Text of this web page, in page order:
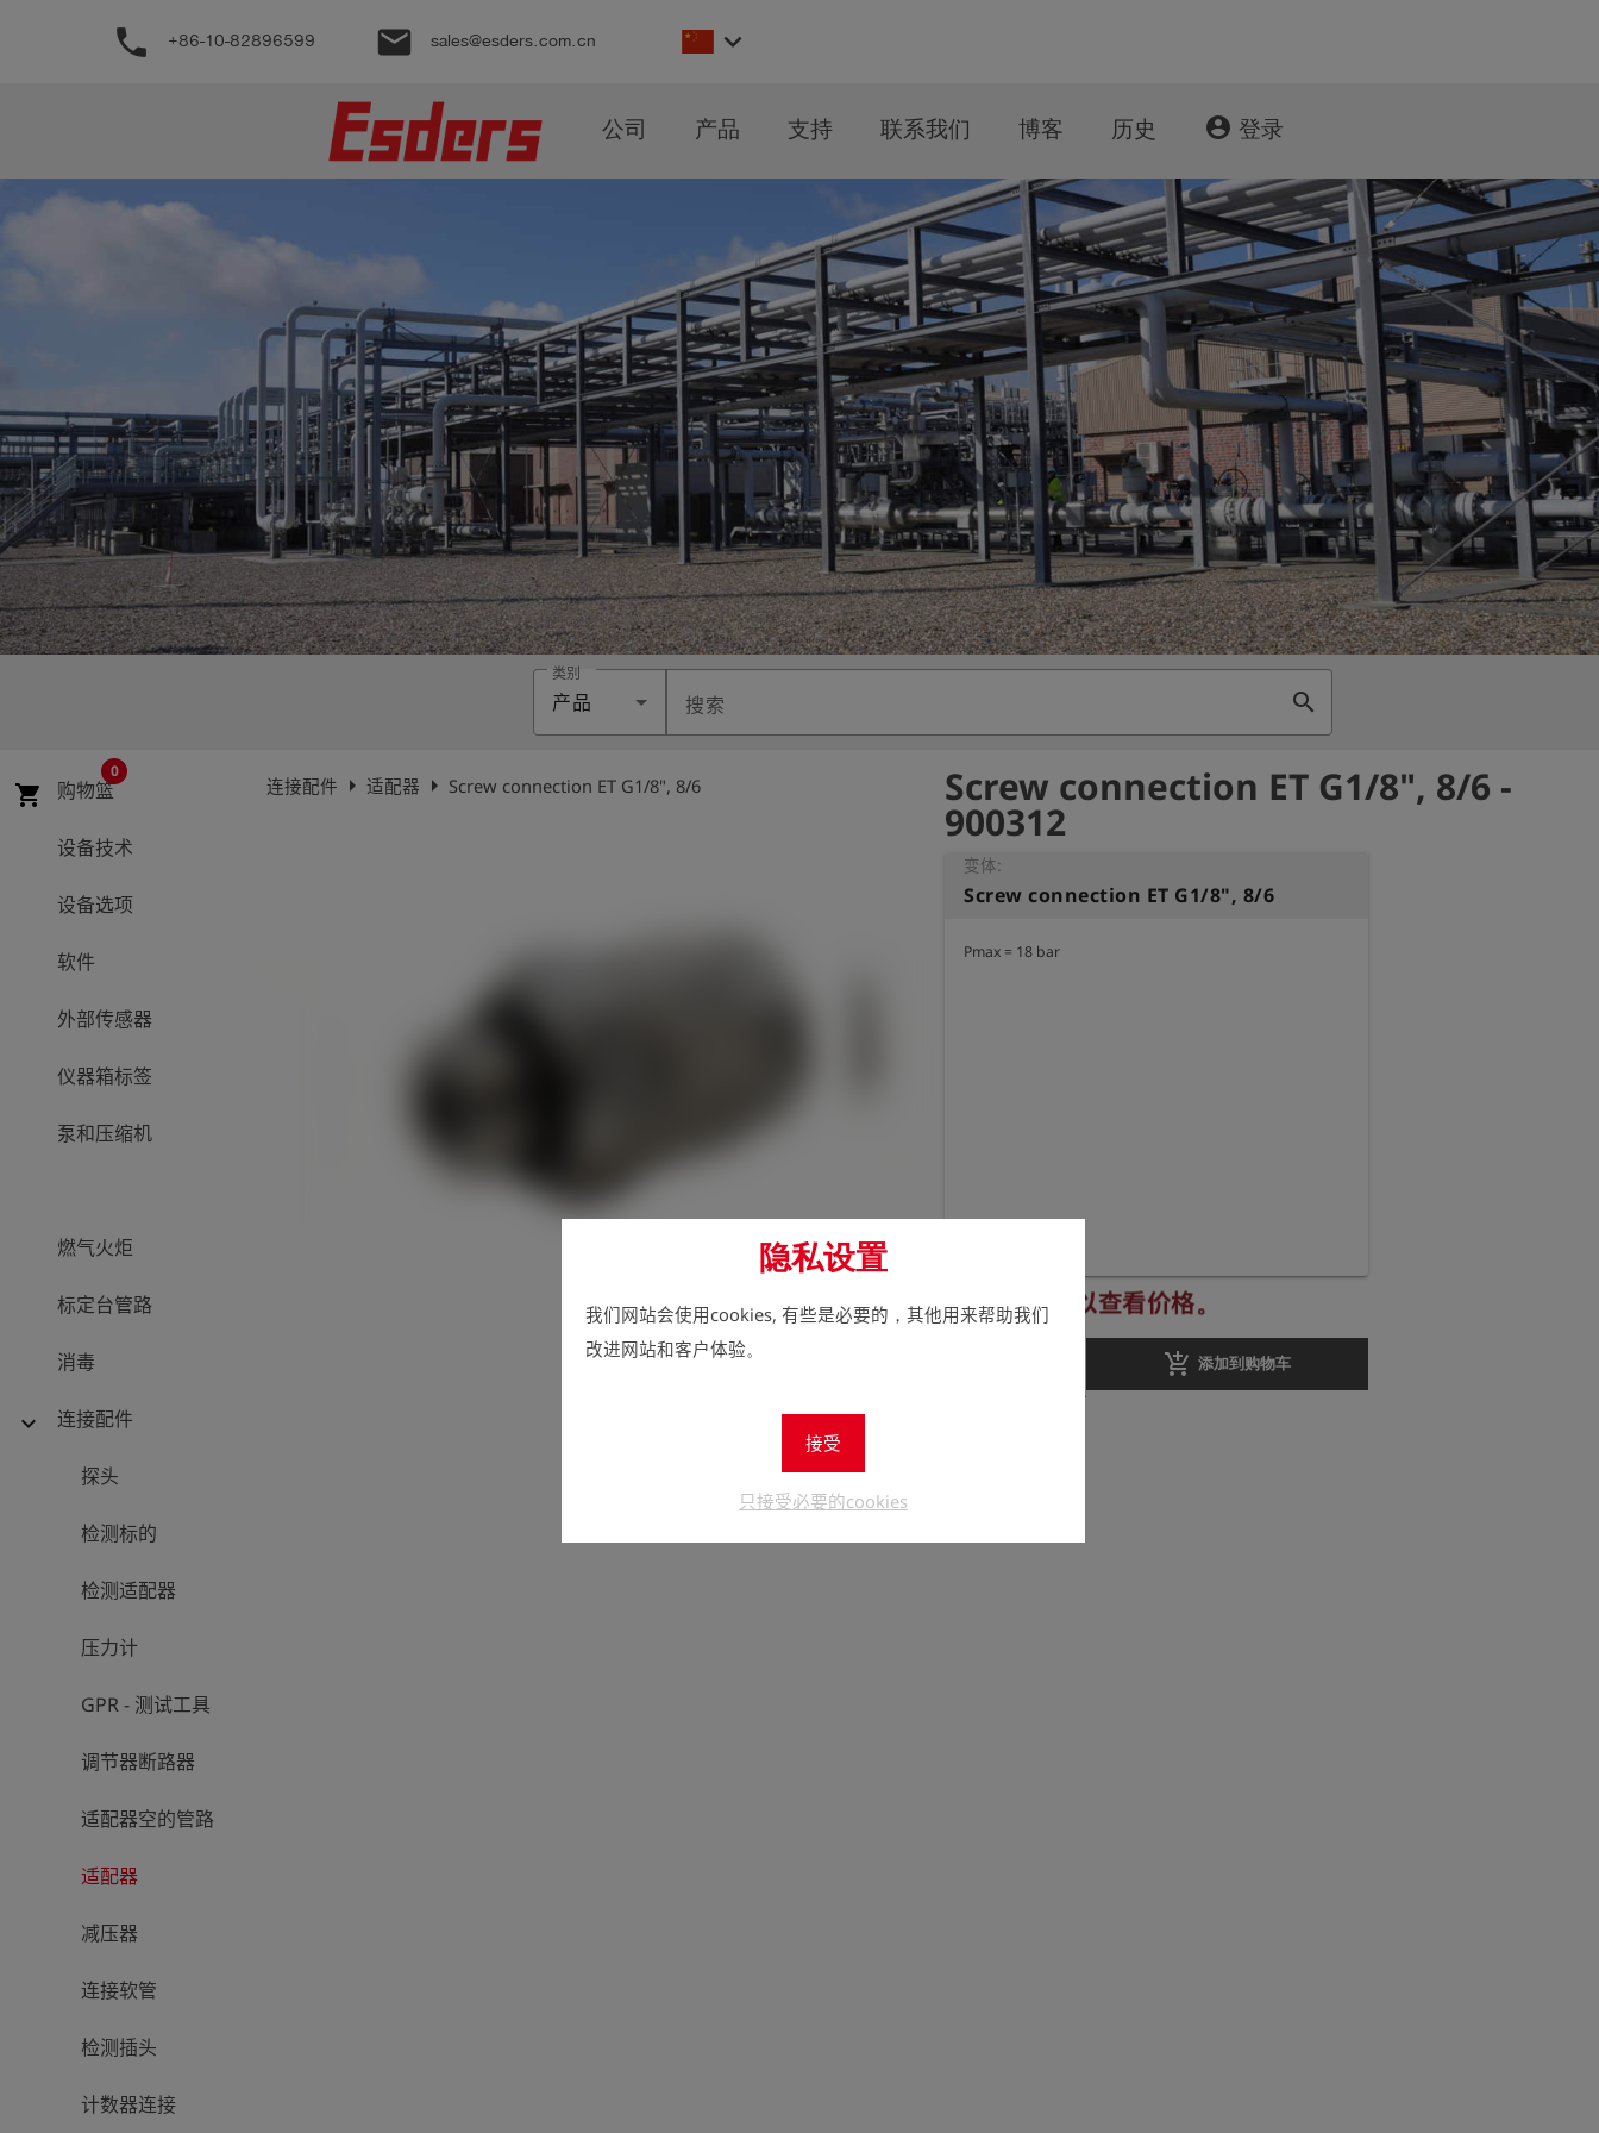
们
博
客
历
史
简
体
中
隐私设置
我们网站会使用cookies, 有些是必要的，其他用来帮助我们
改进网站和客户体验。
接受
只接受必要的cookies
phone +86-10-82896599 email sales@esders.com.cn keyboard_arrow_down
公司 产品 支持 联系我们 博客 历史 account_circle 登录
类别
产品 搜索 search
shopping_cart 购物篮
0
设备技术
设备选项
软件
外部传感器
仪器箱标签
泵和压缩机
燃气火炬
标定台管路
消毒
expand_more 连接配件
探头
检测标的
检测适配器
压力计
GPR - 测试工具
调节器断路器
适配器空的管路
适配器
减压器
连接软管
检测插头
计数器连接
连接配件 arrow_right 适配器 arrow_right Screw connection ET G1/8", 8/6 Screw connection ET G1/8", 8/6 -
900312
变体:
Screw connection ET G1/8", 8/6
Pmax = 18 bar
lock立即注册以查看价格。
add_shopping_cart 添加到购物车